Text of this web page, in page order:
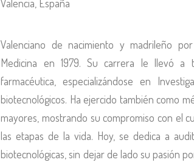
Valencia, España
Valenciano de nacimiento y madrileño
Medicina en 1979. Su carrera le llevó a
farmacéutica, especializándose en
biotecnológicos. Ha ejercido también como
mayores, mostrando su compromiso con el
las etapas de la vida. Hoy, se dedica a
biotecnológicas, sin dejar de lado su pasión